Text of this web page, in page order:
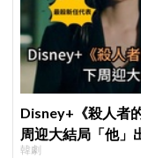
Disney+《殺人者
周迎大結局「他」
韓劇